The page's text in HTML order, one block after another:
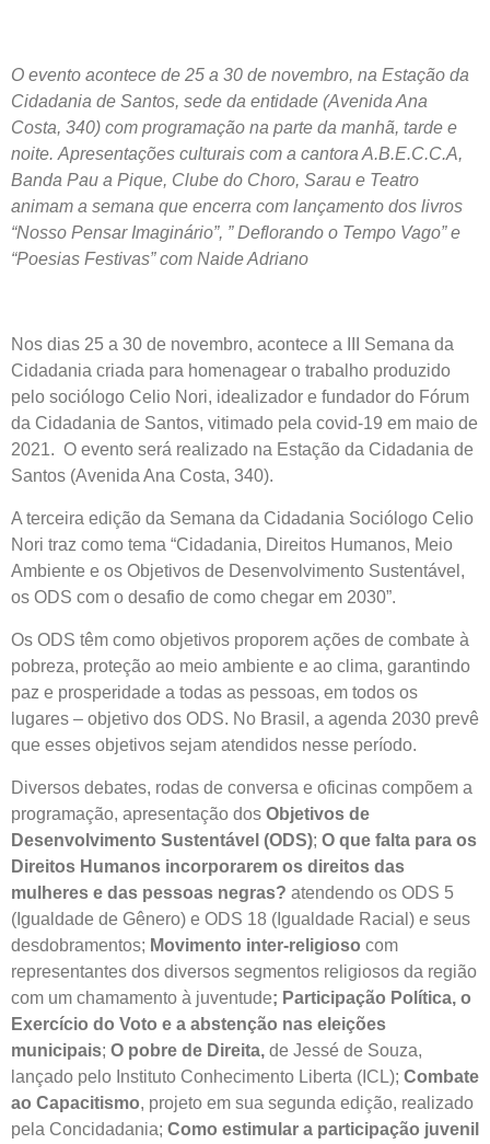
O evento acontece de 25 a 30 de novembro, na Estação da
Cidadania de Santos, sede da entidade (Avenida Ana
Costa, 340) com programação na parte da manhã, tarde e
noite. Apresentações culturais com a cantora A.B.E.C.C.A,
Banda Pau a Pique, Clube do Choro, Sarau e Teatro
animam a semana que encerra com lançamento dos livros
“Nosso Pensar Imaginário”, ” Deflorando o Tempo Vago” e
“Poesias Festivas” com Naide Adriano
Nos dias 25 a 30 de novembro, acontece a III Semana da
Cidadania criada para homenagear o trabalho produzido
pelo sociólogo Celio Nori, idealizador e fundador do Fórum
da Cidadania de Santos, vitimado pela covid-19 em maio de
2021. O evento será realizado na Estação da Cidadania de
Santos (Avenida Ana Costa, 340).
A terceira edição da Semana da Cidadania Sociólogo Celio
Nori traz como tema “Cidadania, Direitos Humanos, Meio
Ambiente e os Objetivos de Desenvolvimento Sustentável,
os ODS com o desafio de como chegar em 2030”.
Os ODS têm como objetivos proporem ações de combate à
pobreza, proteção ao meio ambiente e ao clima, garantindo
paz e prosperidade a todas as pessoas, em todos os
lugares – objetivo dos ODS. No Brasil, a agenda 2030 prevê
que esses objetivos sejam atendidos nesse período.
Diversos debates, rodas de conversa e oficinas compõem a
programação, apresentação dos Objetivos de
Desenvolvimento Sustentável (ODS); O que falta para os
Direitos Humanos incorporarem os direitos das
mulheres e das pessoas negras? atendendo os ODS 5
(Igualdade de Gênero) e ODS 18 (Igualdade Racial) e seus
desdobramentos; Movimento inter-religioso com
representantes dos diversos segmentos religiosos da região
com um chamamento à juventude; Participação Política, o
Exercício do Voto e a abstenção nas eleições
municipais; O pobre de Direita, de Jessé de Souza,
lançado pelo Instituto Conhecimento Liberta (ICL); Combate
ao Capacitismo, projeto em sua segunda edição, realizado
pela Concidadania; Como estimular a participação juvenil